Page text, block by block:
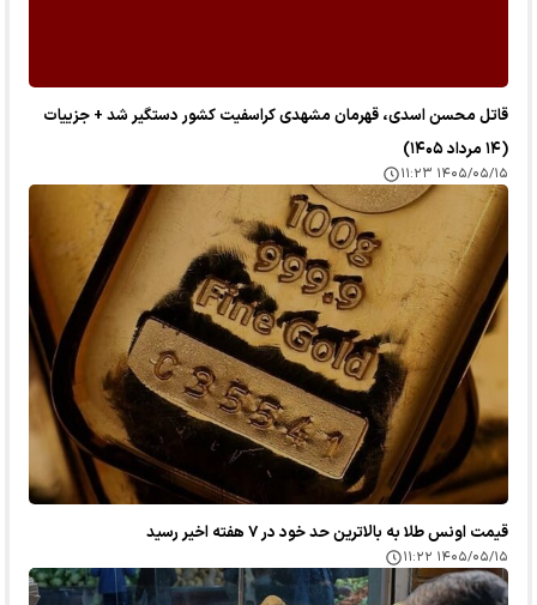
قاتل محسن اسدی، قهرمان مشهدی کراسفیت کشور دستگیر شد + جزییات
(۱۴ مرداد ۱۴۰۵)
۱۴۰۵/۰۵/۱۵ ۱۱:۲۳
قیمت اونس طلا به بالاترین حد خود در ۷ هفته اخیر رسید
۱۴۰۵/۰۵/۱۵ ۱۱:۲۲